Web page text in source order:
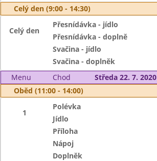
Celý den (9:00 - 14:30)
Celý den
Přesnídávka - jídlo
Přesnídávka - doplně
Svačina - jídlo
Svačina - doplněk
Menu
Chod
Středa 22. 7. 2020
Oběd (11:00 - 14:00)
1
Polévka
Jídlo
Příloha
Nápoj
Doplněk